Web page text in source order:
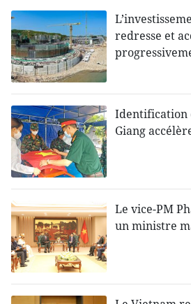
redresse et
Identification
Giang
Le vice-PM
un ministre